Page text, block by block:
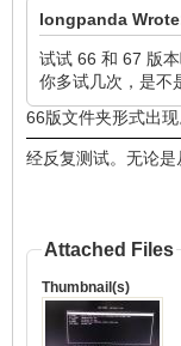
longpanda
试试 66 和 67 版本
你多试几次，是不
66版文件夹形式出
经反复测试。无论
Attached Files
Thumbnail(s)